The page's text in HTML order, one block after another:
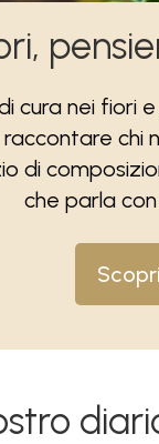
cura nei fiori
raccontare chi
di
che parla con
Scopri